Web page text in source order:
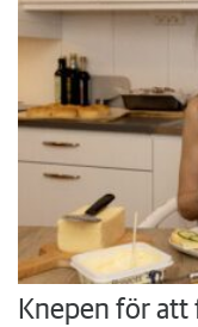
Knepen för att